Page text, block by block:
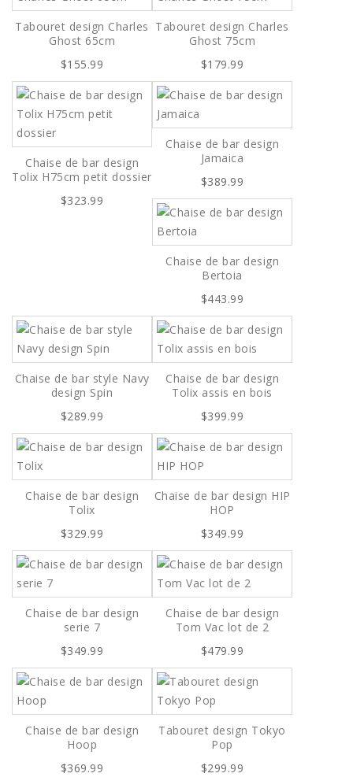
Tabouret design Charles
Ghost 65cm
$155.99
Tabouret design Charles
Ghost 75cm
$179.99
Chaise de bar design
Tolix H75cm petit dossier
$323.99
Chaise de bar design
Jamaica
$389.99
Chaise de bar design
Bertoia
$443.99
Chaise de bar style Navy
design Spin
$289.99
Chaise de bar design
Tolix assis en bois
$399.99
Chaise de bar design
Tolix
$329.99
Chaise de bar design HIP
HOP
$349.99
Chaise de bar design
serie 7
$349.99
Chaise de bar design
Tom Vac lot de 2
$479.99
Chaise de bar design
Hoop
$369.99
Tabouret design Tokyo
Pop
$299.99